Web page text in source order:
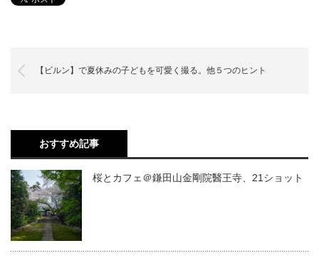
【ビルン】で夏休みの子どもを可愛く撮る。他５つのヒント
おすすめ記事
桜とカフェ＠鎌田山金剛院醫王寺、21ショット